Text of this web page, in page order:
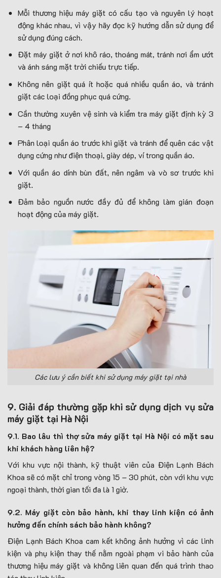
Mỗi thương hiệu máy giặt có cấu tạo và nguyên lý hoạt
động khác nhau, vì vậy hãy đọc kỹ hướng dẫn sử dụng để
sử dụng đúng cách.
Đặt máy giặt ở nơi khô ráo, thoáng mát, tránh nơi ẩm ướt
và ánh sáng mặt trời chiếu trực tiếp.
Không nên giặt quá ít hoặc quá nhiều quần áo, và tránh
giặt các loại đồng phục quá cứng.
Cần thường xuyên vệ sinh và kiểm tra máy giặt định kỳ 3
– 4 tháng
Phân loại quần áo trước khi giặt và tránh để quên các vật
dụng cứng như điện thoại, giày dép, ví trong quần áo.
Với quần áo dính bùn đất, nên ngâm và vò sơ trước khi
giặt.
Đảm bảo nguồn nước đầy đủ để không làm gián đoạn
hoạt động của máy giặt.
Các lưu ý cần biết khi sử dụng máy giặt tại nhà
9. Giải đáp thường gặp khi sử dụng dịch vụ sửa
máy giặt tại Hà Nội
9.1. Bao lâu thì thợ sửa máy giặt tại Hà Nội có mặt sau
khi khách hàng liên hệ?
Với khu vực nội thành, kỹ thuật viên của Điện Lạnh Bách
Khoa sẽ có mặt chỉ trong vòng 15 – 30 phút, còn với khu vực
ngoại thành, thời gian tối đa là 1 giờ.
9.2. Máy giặt còn bảo hành, khi thay linh kiện có ảnh
hưởng đến chính sách bảo hành không?
Điện Lạnh Bách Khoa cam kết không ảnh hưởng vì các linh
kiện và phụ kiện thay thế nằm ngoài phạm vi bảo hành của
thương hiệu máy giặt và không liên quan đến quá trình thao